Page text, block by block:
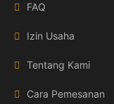
FAQ
Izin Usaha
Tentang Kami
Cara Pemesanan